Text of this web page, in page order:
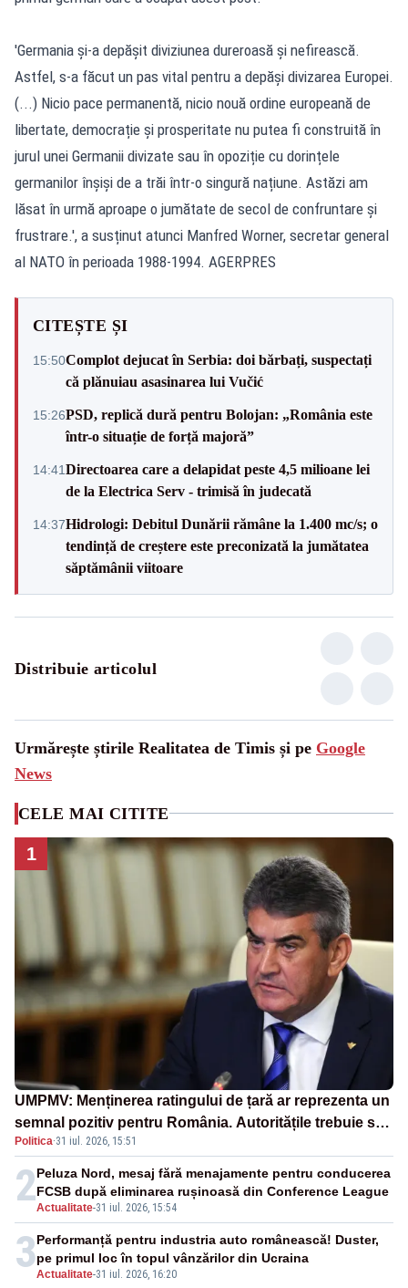
'Germania și-a depășit diviziunea dureroasă și nefirească.
Astfel, s-a făcut un pas vital pentru a depăși divizarea Europei.
(...) Nicio pace permanentă, nicio nouă ordine europeană de
libertate, democrație și prosperitate nu putea fi construită în
jurul unei Germanii divizate sau în opoziție cu dorințele
germanilor înșiși de a trăi într-o singură națiune. Astăzi am
lăsat în urmă aproape o jumătate de secol de confruntare și
frustrare.', a susținut atunci Manfred Worner, secretar general
al NATO în perioada 1988-1994. AGERPRES
CITEȘTE ȘI
15:50Complot dejucat în Serbia: doi bărbați, suspectați
că plănuiau asasinarea lui Vučić
15:26PSD, replică dură pentru Bolojan: „România este
într-o situație de forță majoră”
14:41Directoarea care a delapidat peste 4,5 milioane lei
de la Electrica Serv - trimisă în judecată
14:37Hidrologi: Debitul Dunării rămâne la 1.400 mc/s; o
tendință de creștere este preconizată la jumătatea
săptămânii viitoare
Distribuie articolul
Urmărește știrile Realitatea de Timis și pe Google
News
CELE MAI CITITE
1
UMPMV: Menținerea ratingului de țară ar reprezenta un
semnal pozitiv pentru România. Autoritățile trebuie să
continue consolidarea stabilității economice și
financiare
Politica·31 iul. 2026, 15:51
2Actualitate-31 iul. 2026, 15:54
Peluza Nord, mesaj fără menajamente pentru conducerea
FCSB după eliminarea rușinoasă din Conference League
3Actualitate-31 iul. 2026, 16:20
Performanță pentru industria auto românească! Duster,
pe primul loc în topul vânzărilor din Ucraina